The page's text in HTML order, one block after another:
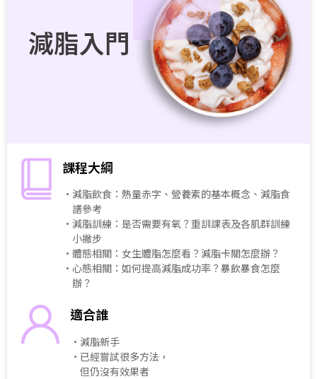
減脂入門
課程大綱
・減脂飲食：熱量赤字、營養素的基本概念、減脂食
譜參考
・減脂訓練：是否需要有氧？重訓課表及各肌群訓練
小撇步
・體態相關：女生體脂怎麼看？減脂卡關怎麼辦？
・心態相關：如何提高減脂成功率？暴飲暴食怎麼
辦？
適合誰
・減脂新手
・已經嘗試很多方法，
但仍沒有效果者